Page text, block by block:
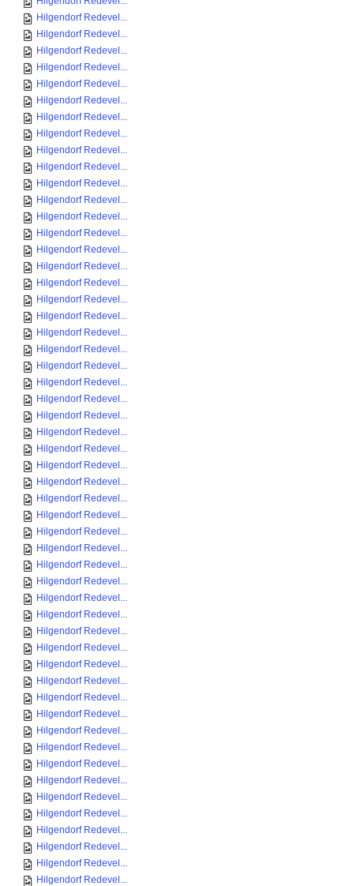
Hilgendorf Redevel...
Hilgendorf Redevel...
Hilgendorf Redevel...
Hilgendorf Redevel...
Hilgendorf Redevel...
Hilgendorf Redevel...
Hilgendorf Redevel...
Hilgendorf Redevel...
Hilgendorf Redevel...
Hilgendorf Redevel...
Hilgendorf Redevel...
Hilgendorf Redevel...
Hilgendorf Redevel...
Hilgendorf Redevel...
Hilgendorf Redevel...
Hilgendorf Redevel...
Hilgendorf Redevel...
Hilgendorf Redevel...
Hilgendorf Redevel...
Hilgendorf Redevel...
Hilgendorf Redevel...
Hilgendorf Redevel...
Hilgendorf Redevel...
Hilgendorf Redevel...
Hilgendorf Redevel...
Hilgendorf Redevel...
Hilgendorf Redevel...
Hilgendorf Redevel...
Hilgendorf Redevel...
Hilgendorf Redevel...
Hilgendorf Redevel...
Hilgendorf Redevel...
Hilgendorf Redevel...
Hilgendorf Redevel...
Hilgendorf Redevel...
Hilgendorf Redevel...
Hilgendorf Redevel...
Hilgendorf Redevel...
Hilgendorf Redevel...
Hilgendorf Redevel...
Hilgendorf Redevel...
Hilgendorf Redevel...
Hilgendorf Redevel...
Hilgendorf Redevel...
Hilgendorf Redevel...
Hilgendorf Redevel...
Hilgendorf Redevel...
Hilgendorf Redevel...
Hilgendorf Redevel...
Hilgendorf Redevel...
Hilgendorf Redevel...
Hilgendorf Redevel...
Hilgendorf Redevel...